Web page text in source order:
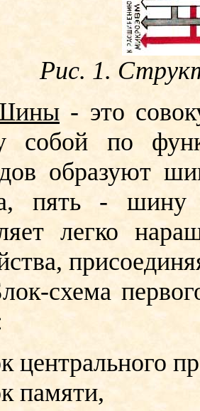
Рис. 1.
- это
собой по
образуют
пять - шину
легко
схема первого
центрального
памяти,